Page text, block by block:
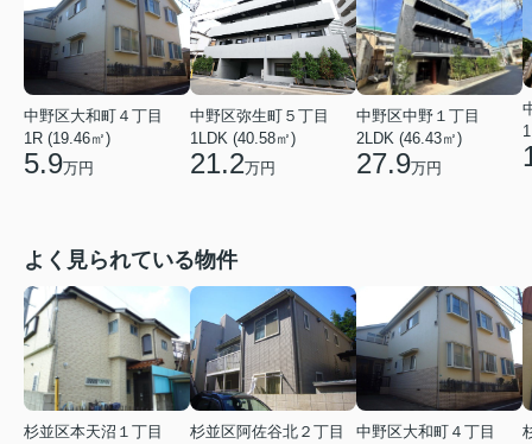
中野区大和町４丁目
1R (19.46㎡)
5.9万円
中野区弥生町５丁目
1LDK (40.58㎡)
21.2万円
中野区中野１丁目
2LDK (46.43㎡)
27.9万円
よく見られている物件
杉並区本天沼１丁目
杉並区阿佐谷北２丁目
中野区大和町４丁目